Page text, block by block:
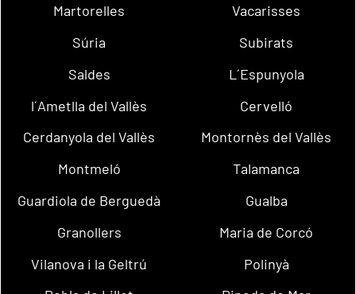
Martorelles
Vacarisses
Súria
Subirats
Saldes
L´Espunyola
l´Ametlla del Vallès
Cervelló
Cerdanyola del Vallès
Montornès del Vallès
Montmeló
Talamanca
Guardiola de Berguedà
Gualba
Granollers
Maria de Corcó
Vilanova i la Geltrú
Polinyà